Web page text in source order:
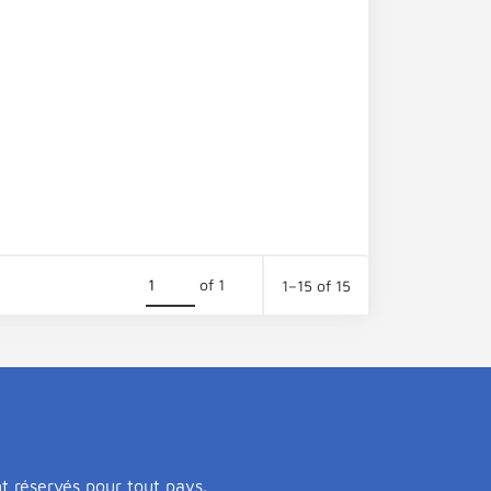
of 1 1–15 of 15
réservés pour tout pays.